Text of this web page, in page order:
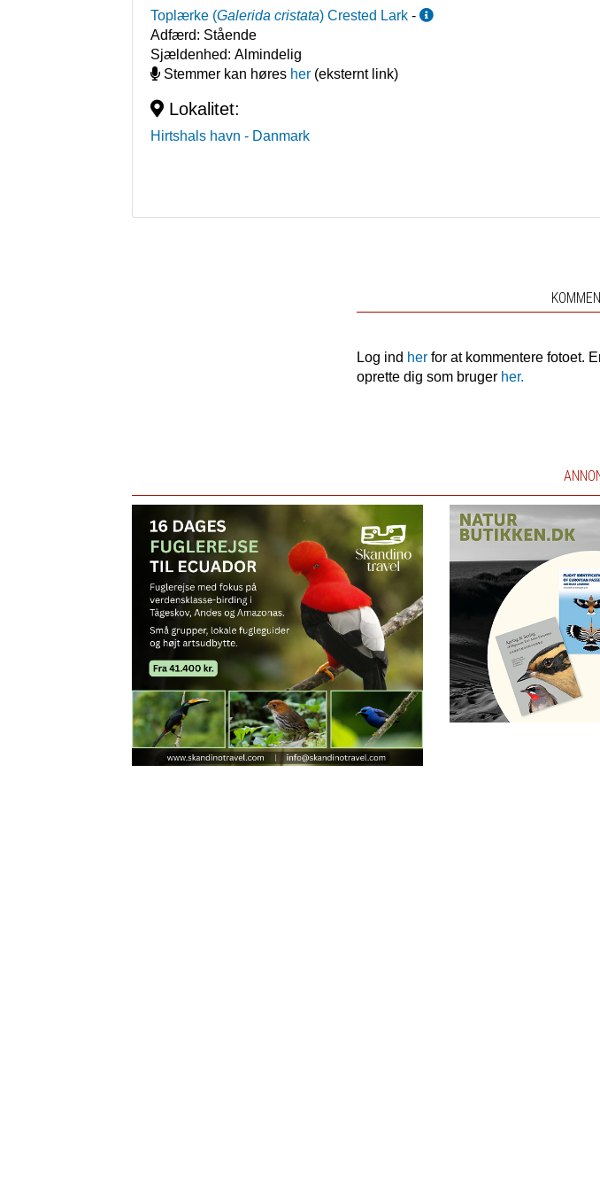
Toplærke (Galerida cristata)Crested Lark -
Adfærd: Stående
Sjældenhed:Almindelig
Stemmer kan høres her (eksternt link)
Lokalitet:
Hirtshals havn - Danmark
Log ind her for at kommentere fotoet.
oprette dig som bruger her.